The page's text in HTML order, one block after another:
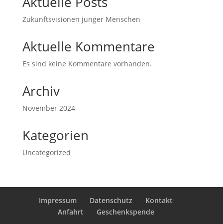
Zukunftsvisionen junger Menschen
Aktuelle Kommentare
Es sind keine Kommentare vorhanden.
Archiv
November 2024
Kategorien
Uncategorized
Impressum Datenschutz
Kontakt
Anfahrt
Geschenkspende